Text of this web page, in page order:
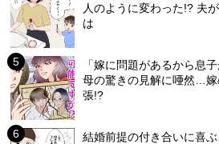
人のように変わった!? 夫
は
「嫁に問題があるから息
母の驚きの見解に唖然…
張!?
結婚前提の付き合いに喜